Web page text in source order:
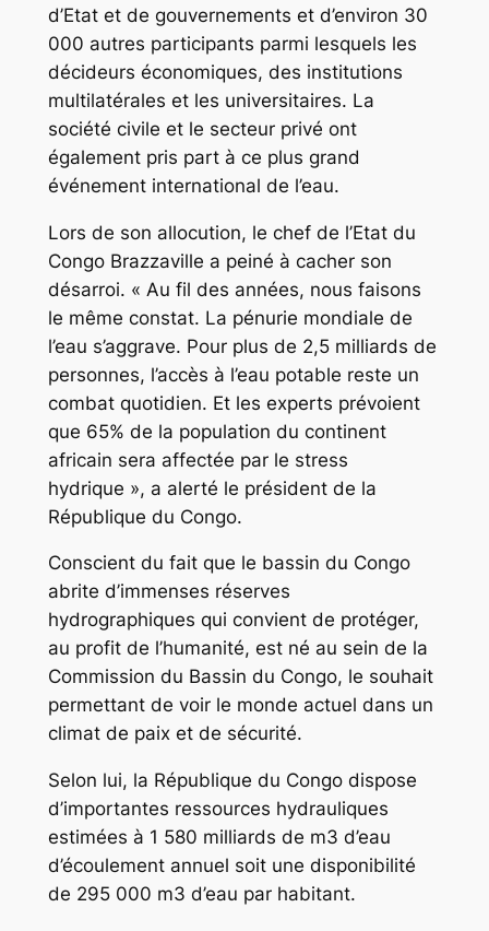
d’Etat et de gouvernements et d’environ 30
000 autres participants parmi lesquels les
décideurs économiques, des institutions
multilatérales et les universitaires. La
société civile et le secteur privé ont
également pris part à ce plus grand
événement international de l’eau.
Lors de son allocution, le chef de l’Etat du
Congo Brazzaville a peiné à cacher son
désarroi. « Au fil des années, nous faisons
le même constat. La pénurie mondiale de
l’eau s’aggrave. Pour plus de 2,5 milliards de
personnes, l’accès à l’eau potable reste un
combat quotidien. Et les experts prévoient
que 65% de la population du continent
africain sera affectée par le stress
hydrique », a alerté le président de la
République du Congo.
Conscient du fait que le bassin du Congo
abrite d’immenses réserves
hydrographiques qui convient de protéger,
au profit de l’humanité, est né au sein de la
Commission du Bassin du Congo, le souhait
permettant de voir le monde actuel dans un
climat de paix et de sécurité.
Selon lui, la République du Congo dispose
d’importantes ressources hydrauliques
estimées à 1 580 milliards de m3 d’eau
d’écoulement annuel soit une disponibilité
de 295 000 m3 d’eau par habitant.